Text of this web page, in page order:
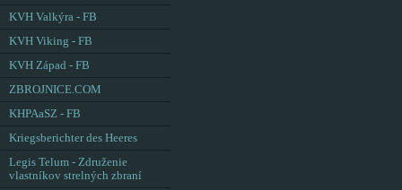
KVH Valkýra - FB
KVH Viking - FB
KVH Západ - FB
ZBROJNICE.COM
KHPAaSZ - FB
Kriegsberichter des Heeres
Legis Telum - Združenie
vlastníkov strelných zbraní